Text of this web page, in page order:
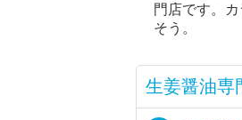
門店です。
そう。
生姜醤油専